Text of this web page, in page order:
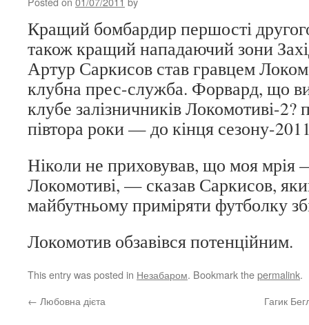
Кращий бомбардир першості
також кращий нападаючий зони
Артур Саркисов став гравцем
клубна прес-служба. Форвард, що
клубе залізничників Локомотиві-2?
півтора роки — до кінця сезону-
Ніколи не приховував, що моя мрія
Локомотиві, — сказав Саркисов,
майбутньому приміряти футболку
Локомотив обзавівся потенційним.
This entry was posted in Незабаром. Bookmark thepermalink.
← Любовна дієта Гагик